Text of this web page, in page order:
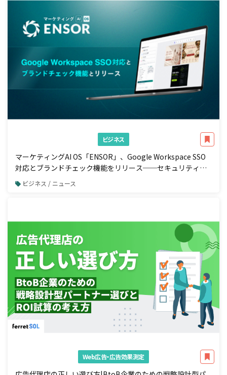
ビジネス
マーケティングAI OS「ENSOR」、Google Workspace SSO
対応とブランドチェック機能をリリース──セキュリティ強
化と広告配信前の自動コンプラ検知を一体で実現
ビジネス / ニュース
Web広告・広告効果測定